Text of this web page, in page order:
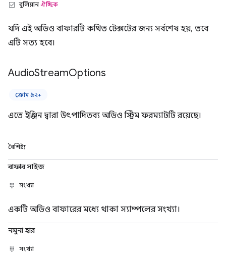
বুলিয়ানঐচ্ছিক
যদি এই অডিও বাফারটি কথিত টেক্সটের জন্য সর্বশেষ হয়, তবে
এটি সত্য হবে।
AudioStreamOptions
ক্রোম ৯২+
এতে ইঞ্জিন দ্বারা উৎপাদিতব্য অডিও স্ট্রিম ফরম্যাটটি রয়েছে।
বৈশিষ্ট্য
বাফার সাইজ
সংখ্যা
একটি অডিও বাফারের মধ্যে থাকা স্যাম্পলের সংখ্যা।
নমুনা হার
সংখ্যা